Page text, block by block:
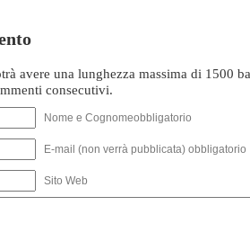
avere una lunghezza massima di 1500
consecutivi.
Nome e Cognomeobbligatorio
E-mail (non verrà pubblicata) obbligatorio
Sito Web